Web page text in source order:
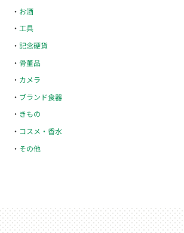
お酒
工具
記念硬貨
骨董品
カメラ
ブランド食器
きもの
コスメ・香水
その他